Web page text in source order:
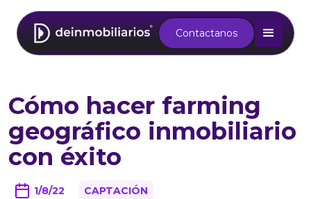
Cómo hacer farming
geográfico inmobiliario
con éxito
1/8/22 CAPTACIÓN
Contactanos